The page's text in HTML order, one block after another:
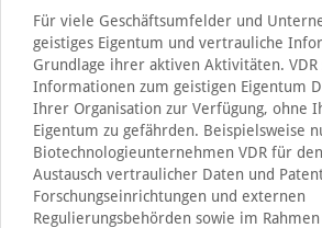
Für viele Geschäftsumfelder und
geistiges Eigentum und vertrauliche
Grundlage ihrer aktiven Aktivitäten.
Informationen zum geistigen Eigentum
Ihrer Organisation zur Verfügung, ohne
Eigentum zu gefährden. Beispielsweise
Biotechnologieunternehmen VDR für
Austausch vertraulicher Daten und
Forschungseinrichtungen und externen
Regulierungsbehörden sowie im